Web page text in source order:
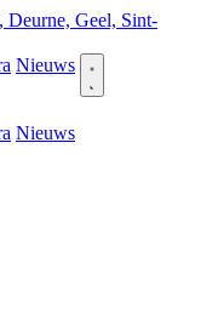
Deurne, Geel, Sint-
Nieuws
Nieuws